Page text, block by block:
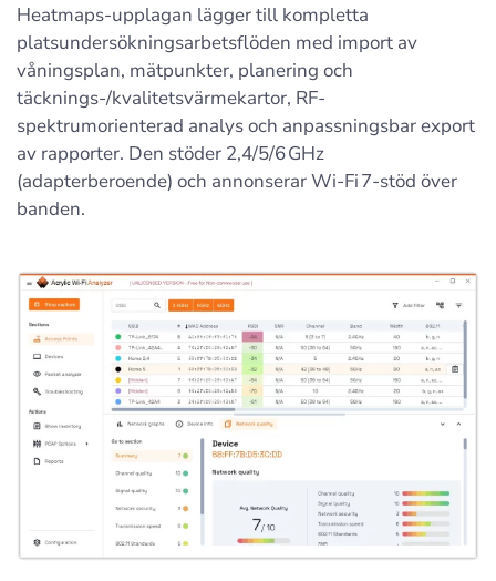
Heatmaps-upplagan lägger till kompletta
platsundersökningsarbetsflöden med import av
våningsplan, mätpunkter, planering och
täcknings-/kvalitetsvärmekartor, RF-
spektrumorienterad analys och anpassningsbar export
av rapporter. Den stöder 2,4/5/6 GHz
(adapterberoende) och annonserar Wi‑Fi 7-stöd över
banden.